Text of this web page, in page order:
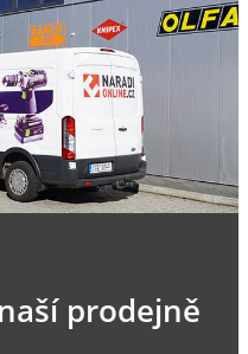
prodejně